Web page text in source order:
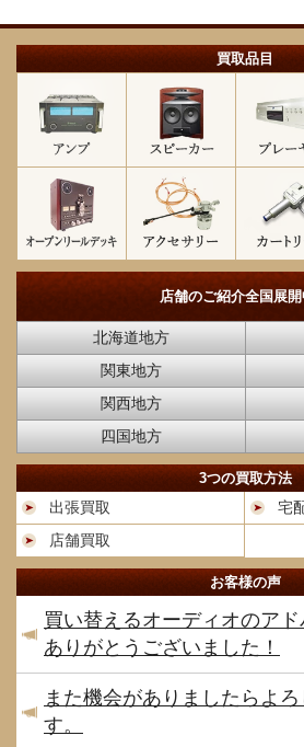
買取品目
店舗のご紹介全国展開
北海道地方
関東地方
関西地方
四国地方
3つの買取方法
出張買取
宅
店舗買取
お客様の声
買い替えるオーディオのアド
ありがとうございました！
また機会がありましたらよ
す。